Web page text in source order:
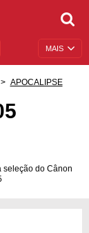
MAIS
APOCALIPSE
seleção do Cânon